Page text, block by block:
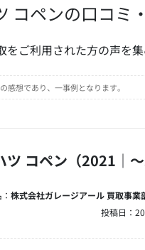
コペンの口コミ
をご利用された方の声を集
感想であり、一事例となります。
ツ コペン（2021｜
株式会社ガレージアール 買取事業
投稿日：